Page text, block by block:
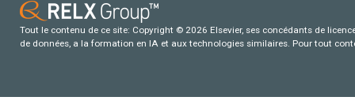
Tout le contenu de ce site: Copyright © 2026 Elsevier, ses concédants de
de données, a la formation en IA et aux technologies similaires. Pour tout